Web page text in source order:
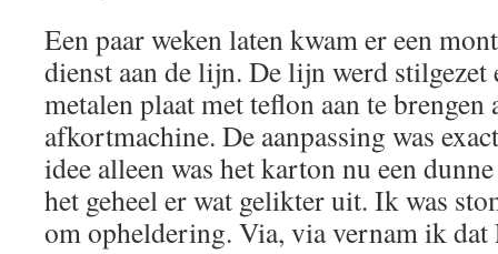
Een paar weken laten kwam er een
dienst aan de lijn. De lijn werd stilgezet
metalen plaat met teflon aan te brengen
afkortmachine. De aanpassing was
idee alleen was het karton nu een
het geheel er wat gelikter uit. Ik was
om opheldering. Via, via vernam ik dat